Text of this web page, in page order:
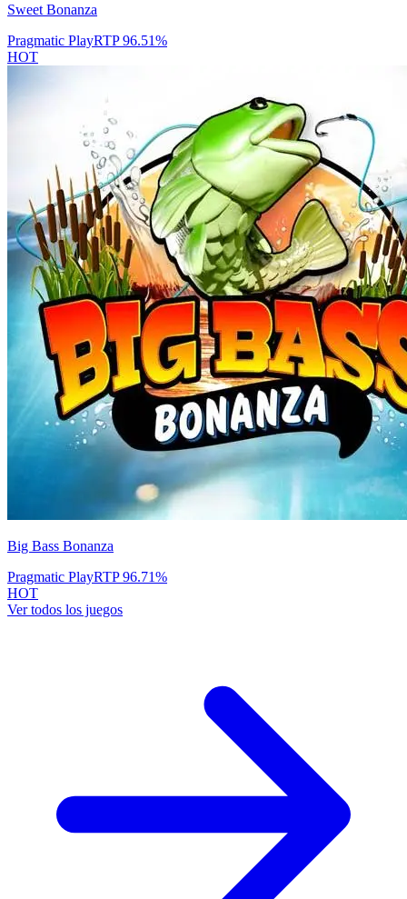
Sweet Bonanza
Pragmatic PlayRTP96.51%
HOT
Big Bass Bonanza
Pragmatic PlayRTP96.71%
HOT
Ver todos los juegos